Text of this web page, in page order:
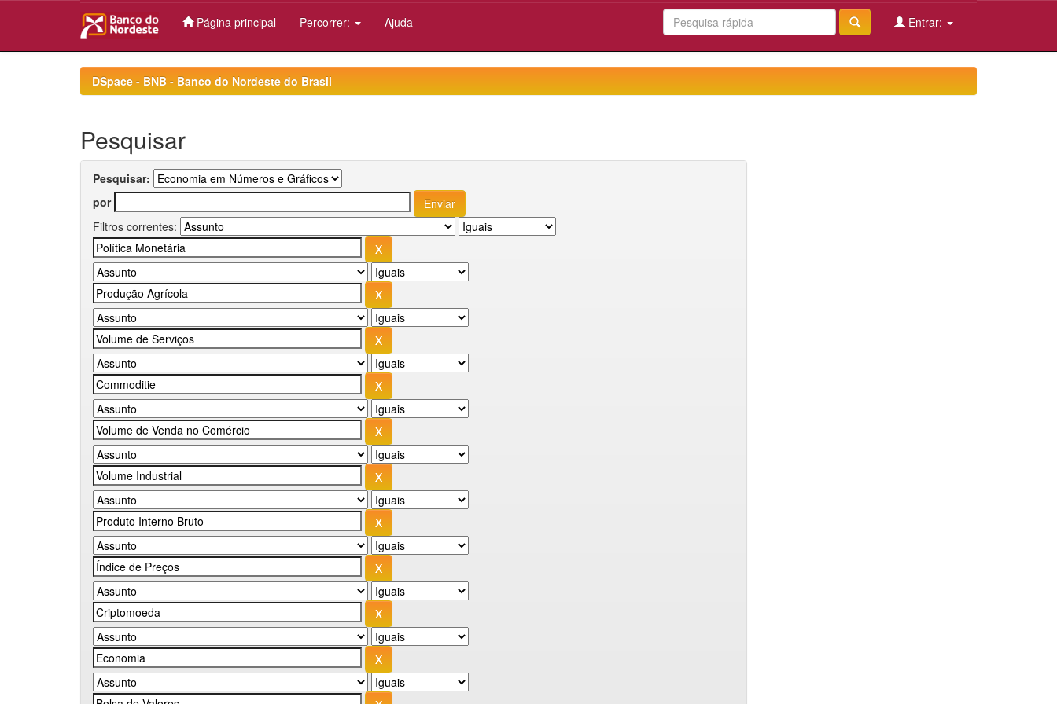
Página principal Percorrer: Ajuda Entrar:
DSpace - BNB - Banco do Nordeste do Brasil
Pesquisar
Pesquisar:
por
Filtros correntes: